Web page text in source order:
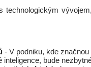
- V podniku, kde
bude